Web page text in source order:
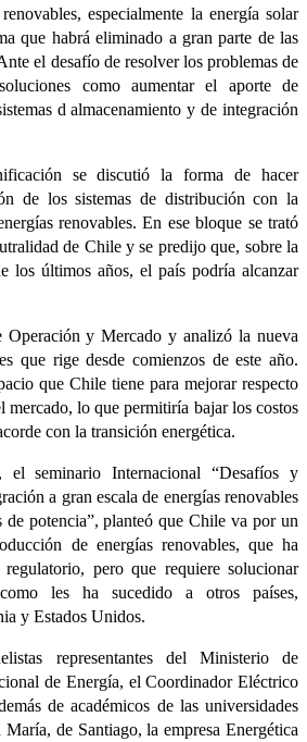
especialmente la energía solar
que habrá eliminado a gran parte de las
el desafío de resolver los problemas de
como aumentar el aporte de
d almacenamiento y de integración
se discutió la forma de hacer
de los sistemas de distribución con la
renovables. En ese bloque se trató
de Chile y se predijo que, sobre la
los últimos años, el país podría alcanzar
Operación y Mercado y analizó la nueva
que rige desde comienzos de este año.
que Chile tiene para mejorar respecto
mercado, lo que permitiría bajar los costos
con la transición energética.
el seminario Internacional “Desafíos y
a gran escala de energías renovables
de potencia”, planteó que Chile va por un
de energías renovables, que ha
pero que requiere solucionar
les ha sucedido a otros países,
y Estados Unidos.
representantes del Ministerio de
de Energía, el Coordinador Eléctrico
de académicos de las universidades
de Santiago, la empresa Energética